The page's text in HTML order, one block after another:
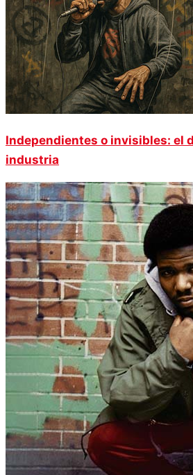
Independientes o invisibles: el
industria